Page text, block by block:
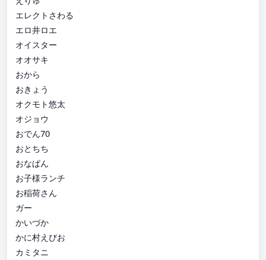
エレクトさわる
エロ井ロエ
オイスター
オオサキ
おから
おきょう
オクモト悠太
オジョウ
おでん70
おとちち
おなぱん
お子様ランチ
お稲荷さん
ガー
かいづか
かに村えびお
カミタニ